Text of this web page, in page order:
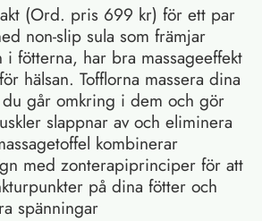
(Ord. pris 699 kr) för ett par
non-slip sula som främjar
fötterna, har bra massageeffekt
hälsan. Tofflorna massera dina
går omkring i dem och gör
slappnar av och eliminera
kombinerar
med zonterapiprinciper för att
på dina fötter och
spänningar